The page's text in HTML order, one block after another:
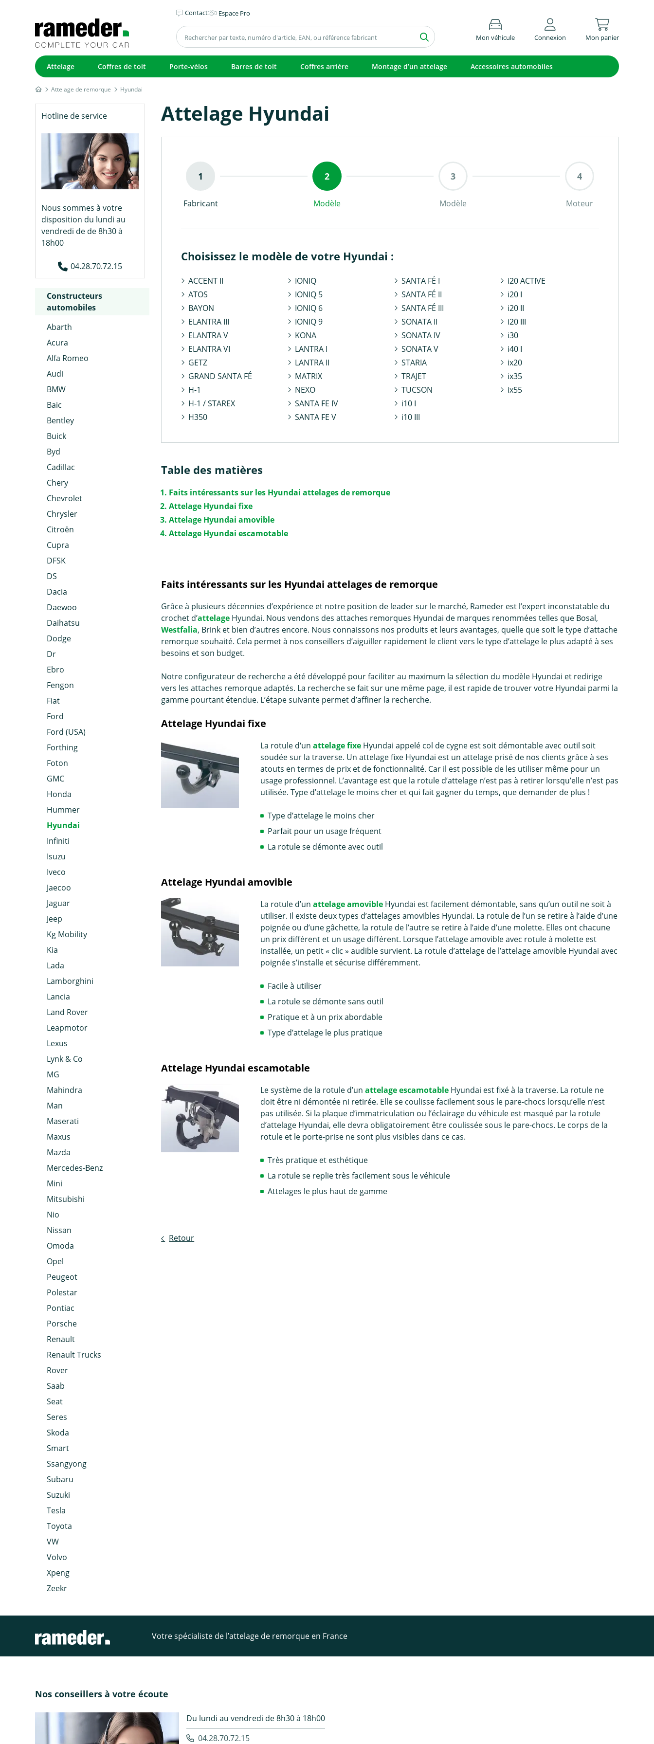
Contact Espace Pro
Mon véhicule Connexion Mon panier
Attelage Coffres de toit Porte-vélos Barres de toit Coffres arrière Montage d’un attelage Accessoires automobiles
Attelage de remorque Hyundai
Hotline de service
Nous sommes à votre
disposition du lundi au
vendredi de de 8h30 à
18h00
04.28.70.72.15
Constructeurs
automobiles
Abarth
Acura
Alfa Romeo
Audi
BMW
Baic
Bentley
Buick
Byd
Cadillac
Chery
Chevrolet
Chrysler
Citroën
Cupra
DFSK
DS
Dacia
Daewoo
Daihatsu
Dodge
Dr
Ebro
Fengon
Fiat
Ford
Ford (USA)
Forthing
Foton
GMC
Honda
Hummer
Hyundai
Infiniti
Isuzu
Iveco
Jaecoo
Jaguar
Jeep
Kg Mobility
Kia
Lada
Lamborghini
Lancia
Land Rover
Leapmotor
Lexus
Lynk & Co
MG
Mahindra
Man
Maserati
Maxus
Mazda
Mercedes-Benz
Mini
Mitsubishi
Nio
Nissan
Omoda
Opel
Peugeot
Polestar
Pontiac
Porsche
Renault
Renault Trucks
Rover
Saab
Seat
Seres
Skoda
Smart
Ssangyong
Subaru
Suzuki
Tesla
Toyota
VW
Volvo
Xpeng
Zeekr
Attelage Hyundai
Fabricant Modèle Modèle Moteur
Choisissez le modèle de votre Hyundai :
ACCENT II
ATOS
BAYON
ELANTRA III
ELANTRA V
ELANTRA VI
GETZ
GRAND SANTA FÉ
H-1
H-1 / STAREX
H350
IONIQ
IONIQ 5
IONIQ 6
IONIQ 9
KONA
LANTRA I
LANTRA II
MATRIX
NEXO
SANTA FE IV
SANTA FE V
SANTA FÉ I
SANTA FÉ II
SANTA FÉ III
SONATA II
SONATA IV
SONATA V
STARIA
TRAJET
TUCSON
i10 I
i10 III
i20 ACTIVE
i20 I
i20 II
i20 III
i30
i40 I
ix20
ix35
ix55
Table des matières
Faits intéressants sur les Hyundai attelages de remorque
Attelage Hyundai fixe
Attelage Hyundai amovible
Attelage Hyundai escamotable
Faits intéressants sur les Hyundai attelages de remorque
Grâce à plusieurs décennies d’expérience et notre position de leader sur le marché, Rameder est l’expert inconstatable du
crochet d’attelage Hyundai. Nous vendons des attaches remorques Hyundai de marques renommées telles que Bosal,
Westfalia, Brink et bien d’autres encore. Nous connaissons nos produits et leurs avantages, quelle que soit le type d’attache
remorquesouhaité. Cela permet à nos conseillers d’aiguiller rapidement le client vers le type d’attelage le plus adapté à ses
besoins et son budget.
Notre configurateur de recherche a été développé pour faciliter au maximum la sélection du modèle Hyundai et redirige
vers les attaches remorque adaptés. La recherche se fait sur une même page, il est rapide de trouver votre Hyundai parmi la
gamme pourtant étendue. L’étape suivante permet d’affiner la recherche.
Attelage Hyundai fixe
La rotule d‘unattelage fixe Hyundai appelé col de cygne est soit démontable avec outil soit
soudée sur la traverse. Un attelage fixe Hyundai est un attelage prisé de nos clients grâce à ses
atouts en termes de prix et de fonctionnalité. Car il est possible de les utiliser même pour un
usage professionnel. L’avantage est que la rotule d’attelage n’est pas à retirer lorsqu’elle n’est pas
utilisée. Type d’attelage le moins cher et qui fait gagner du temps, que demander de plus !
Type d’attelage le moins cher
Parfait pour un usage fréquent
La rotule se démonte avec outil
Attelage Hyundai amovible
La rotule d’unattelage amovible Hyundai est facilement démontable, sans qu’un outil ne soit à
utiliser. Il existe deux types d’attelages amovibles Hyundai. La rotule de l’un se retire à l’aide d’une
poignée ou d’une gâchette, la rotule de l’autre se retire à l’aide d’une molette. Elles ont chacune
un prix différent et un usage différent. Lorsque l’attelage amovible avec rotule à molette est
installée, un petit « clic » audible survient. La rotule d’attelage de l’attelage amovible Hyundai avec
poignée s’installe et sécurise différemment.
Facile à utiliser
La rotule se démonte sans outil
Pratique et à un prix abordable
Type d’attelage le plus pratique
Attelage Hyundai escamotable
Le système de la rotule d’unattelage escamotable Hyundai est fixé à la traverse. La rotule ne
doit être ni démontée ni retirée. Elle se coulisse facilement sous le pare-chocs lorsqu’elle n’est
pas utilisée. Si la plaque d’immatriculation ou l’éclairage du véhicule est masqué par la rotule
d’attelage Hyundai, elle devra obligatoirement être coulissée sous le pare-chocs. Le corps de la
rotule et le porte-prise ne sont plus visibles dans ce cas.
Très pratique et esthétique
La rotule se replie très facilement sous le véhicule
Attelages le plus haut de gamme
Retour
Votre spécialiste de l’attelage de remorque en France
Nos conseillers à votre écoute
Du lundi au vendredi de 8h30 à 18h00
04.28.70.72.15